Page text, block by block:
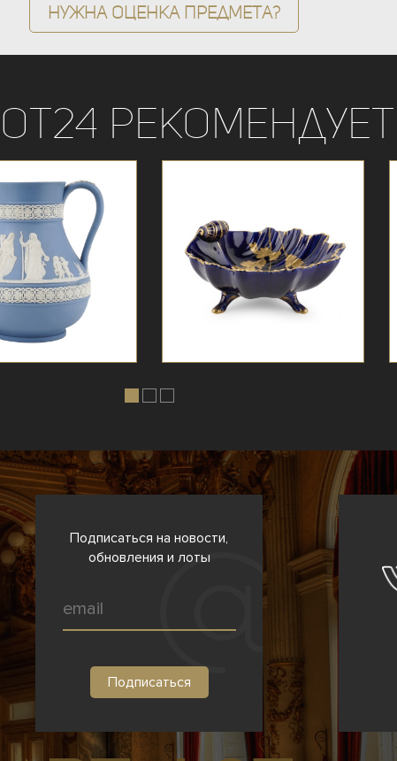
Нужна оценка предмета?
рекомендует
Подписаться на новости,
обновления и лоты